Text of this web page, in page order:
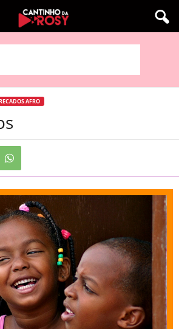
AFRO